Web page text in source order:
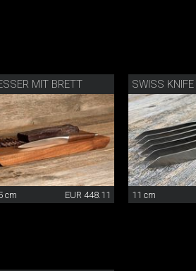
MIT BRETT
cm EUR 448.11 11 cm